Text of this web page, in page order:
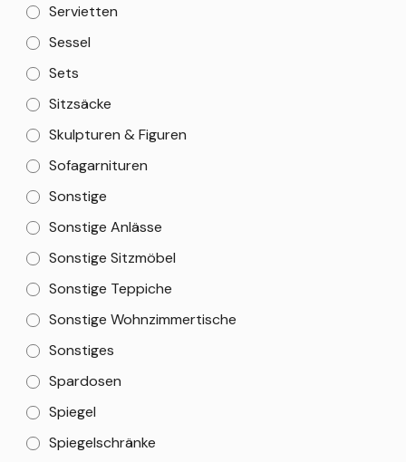
Servietten
Sessel
Sets
Sitzsäcke
Skulpturen & Figuren
Sofagarnituren
Sonstige
Sonstige Anlässe
Sonstige Sitzmöbel
Sonstige Teppiche
Sonstige Wohnzimmertische
Sonstiges
Spardosen
Spiegel
Spiegelschränke